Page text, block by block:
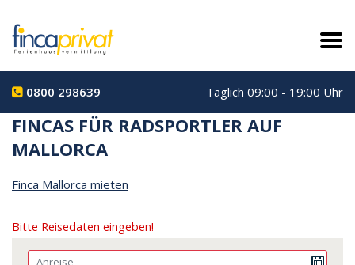
0800 298639 Täglich 09:00 - 19:00 Uhr
FINCAS FÜR RADSPORTLER AUF
MALLORCA
Finca Mallorca mieten
Bitte Reisedaten eingeben!